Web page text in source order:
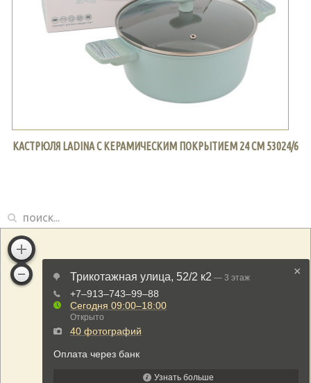
КАСТРЮЛЯ LADINA С КЕРАМИЧЕСКИМ ПОКРЫТИЕМ 24 СМ 53024/6